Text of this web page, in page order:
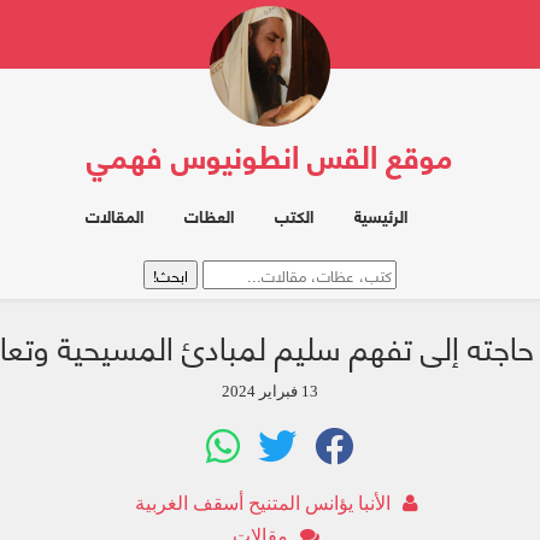
موقع القس انطونيوس فهمي
الرئيسية الكتب العظات المقالات
حاجته إلى تفهم سليم لمبادئ المسيحية
13 فبراير 2024
الأنبا يؤانس المتنيح أسقف الغربية
مقالات